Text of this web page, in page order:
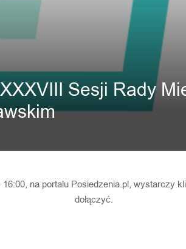
Sesji Rady
na portalu Posiedzenia.pl, wystarczy
dołączyć.